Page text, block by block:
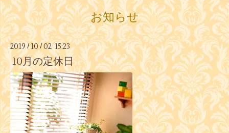
お知らせ
2019/10 / 02 15:23
10月の定休日